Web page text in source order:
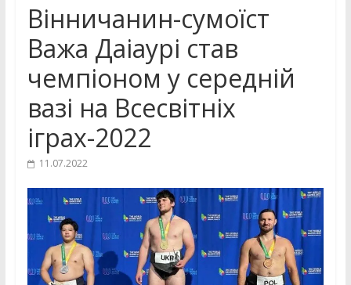
Вінничанин-сумоїст
Важа Даіаурі став
чемпіоном у середній
вазі на Всесвітніх
іграх-2022
11.07.2022